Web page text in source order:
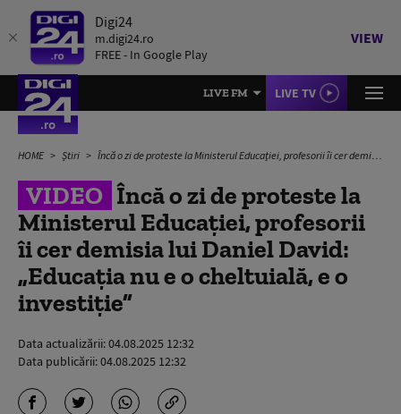
Digi24
m.digi24.ro
FREE - In Google Play
VIEW
LIVE FM LIVE TV
HOME Știri Încă o zi de proteste la Ministerul Educației, profesorii îi cer demisia lui Daniel David: „Educaţia nu e o cheltuială, e o investiție”
VIDEO Încă o zi de proteste la
Ministerul Educației, profesorii
îi cer demisia lui Daniel David:
„Educaţia nu e o cheltuială, e o
investiție”
Data actualizării:04.08.2025 12:32
Data publicării:04.08.2025 12:32